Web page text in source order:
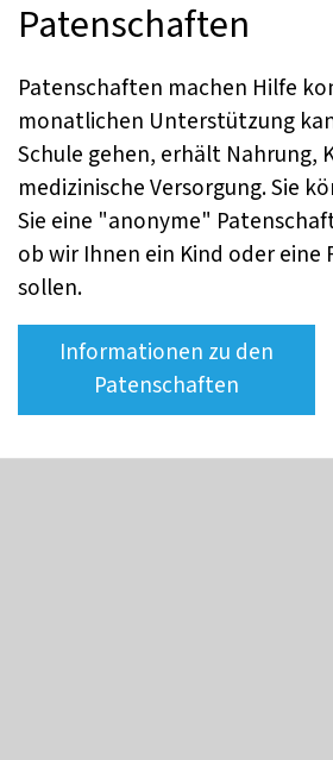
Patenschaften
Patenschaften machen Hilfe
monatlichen Unterstützung
Schule gehen, erhält Nahrung,
medizinische Versorgung. Sie
Sie eine "anonyme"
ob wir Ihnen ein Kind oder eine
sollen.
Informationen zu den
Patenschaften